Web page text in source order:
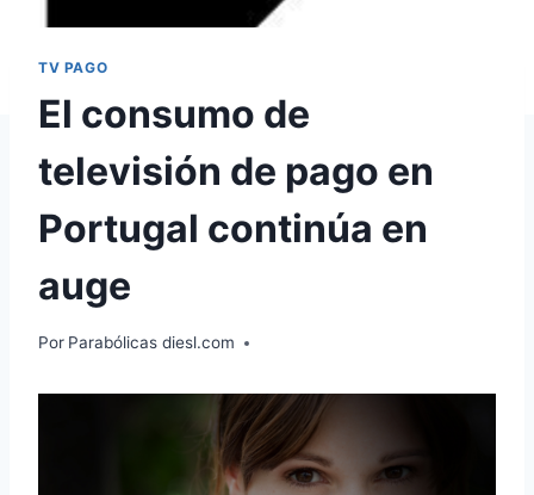
TV PAGO
El consumo de
televisión de pago en
Portugal continúa en
auge
Por Parabólicas diesl.com